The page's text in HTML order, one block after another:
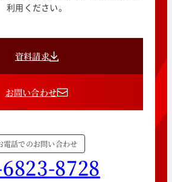
利用ください。
資料請求
お問い合わせ
電話でのお問い合わせ
8728